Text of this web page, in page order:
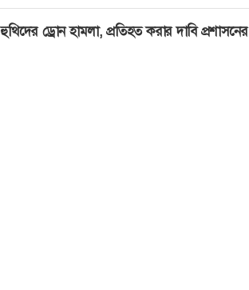
ড্রোন হামলা, প্রতিহত করার দাবি প্রশাসনের